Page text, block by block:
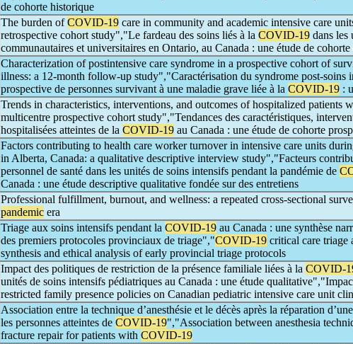
de cohorte historique
The burden ofCOVID-19 care in community and academic intensive care
retrospective cohort study","Le fardeau des soins liés à la COVID-19 dans les
communautaires et universitaires en Ontario, au Canada : une étude de
Characterization of postintensive care syndrome in a prospective cohort of
illness: a 12-month follow-up study","Caractérisation du syndrome post-soins
prospective de personnes survivant à une maladie grave liée à la COVID-19 :
Trends in characteristics, interventions, and outcomes of hospitalized patients
multicentre prospective cohort study","Tendances des caractéristiques,
hospitalisées atteintes de la COVID-19 au Canada : une étude de cohorte
Factors contributing to health care worker turnover in intensive care units
in Alberta, Canada: a qualitative descriptive interview study","Facteurs
personnel de santé dans les unités de soins intensifs pendant la pandémie de
Canada : une étude descriptive qualitative fondée sur des entretiens
Professional fulfillment, burnout, and wellness: a repeated cross-sectional
pandemic era
Triage aux soins intensifs pendant la COVID-19 au Canada : une synthèse
des premiers protocoles provinciaux de triage","COVID-19 critical care triage
synthesis and ethical analysis of early provincial triage protocols
Impact des politiques de restriction de la présence familiale liées à la COVID-
unités de soins intensifs pédiatriques au Canada : une étude
restricted family presence policies on Canadian pediatric intensive care unit
Association entre la technique d’anesthésie et le décès après la réparation
les personnes atteintes de COVID-19","Association between anesthesia
fracture repair for patients with COVID-19